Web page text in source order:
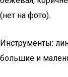
(нет на фото).
Инструменты:
большие и